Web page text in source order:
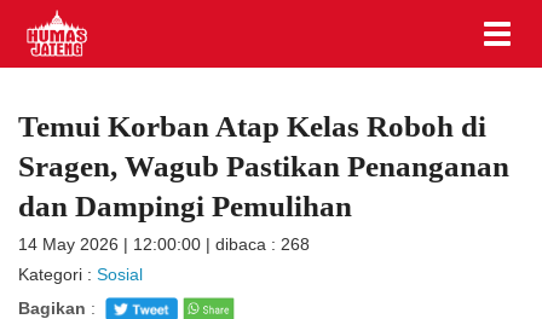
Temui Korban Atap Kelas Roboh di
Sragen, Wagub Pastikan Penanganan
dan Dampingi Pemulihan
14 May 2026 | 12:00:00 | dibaca : 268
Kategori : Sosial
Bagikan :